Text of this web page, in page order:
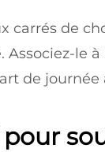
carrés de
le
de
pour